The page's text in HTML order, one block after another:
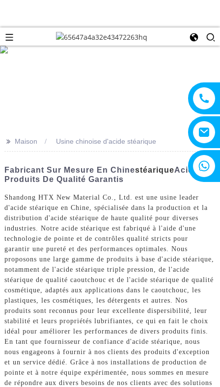
>> Maison Usine chinoise d'acide stéarique
Fabricant Sur Mesure En ChineStéariqueAcide -
Produits De Qualité Garantis
Shandong HTX New Material Co., Ltd. est une usine leader
d'acide stéarique en Chine, spécialisée dans la production et la
distribution d'acide stéarique de haute qualité pour diverses
industries. Notre acide stéarique est fabriqué à l'aide d'une
technologie de pointe et de contrôles qualité stricts pour
garantir une pureté et des performances optimales. Nous
proposons une large gamme de produits à base d'acide stéarique,
notamment de l'acide stéarique triple pression, de l'acide
stéarique de qualité caoutchouc et de l'acide stéarique de qualité
cosmétique, adaptés aux applications dans le caoutchouc, les
plastiques, les cosmétiques, les détergents et autres. Nos
produits sont reconnus pour leur excellente dispersibilité, leur
stabilité et leurs propriétés lubrifiantes, ce qui en fait le choix
idéal pour améliorer les performances de divers produits finis.
En tant que fournisseur de confiance d'acide stéarique, nous
nous engageons à fournir à nos clients des produits d'exception
et un service dédié. Grâce à nos installations de production de
pointe et à notre équipe expérimentée, nous sommes en mesure
de répondre aux divers besoins de nos clients avec des solutions